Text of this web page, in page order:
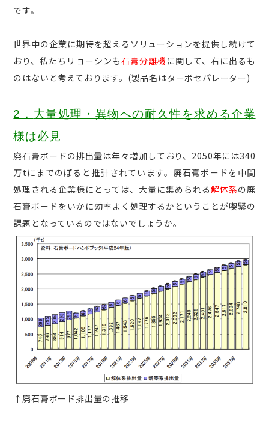
です。
世界中の企業に期待を超えるソリューションを提供し続けて
おり、私たちリョーシンも石膏分離機に関して、右に出るも
のはないと考えております。(製品名はターボセパレーター)
2． 大量処理・異物への耐久性を求める企業
様は必見
廃石膏ボードの排出量は年々増加しており、2050年には340
万tにまでのぼると推計されています。廃石膏ボードを中間
処理される企業様にとっては、大量に集められる解体系の廃
石膏ボードをいかに効率よく処理するかということが喫緊の
課題となっているのではないでしょうか。
↑廃石膏ボード排出量の推移